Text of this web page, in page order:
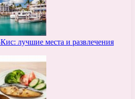
лучшие места и развлечения